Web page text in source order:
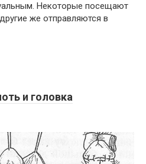
Некоторые посещают
же отправляются в
и головка